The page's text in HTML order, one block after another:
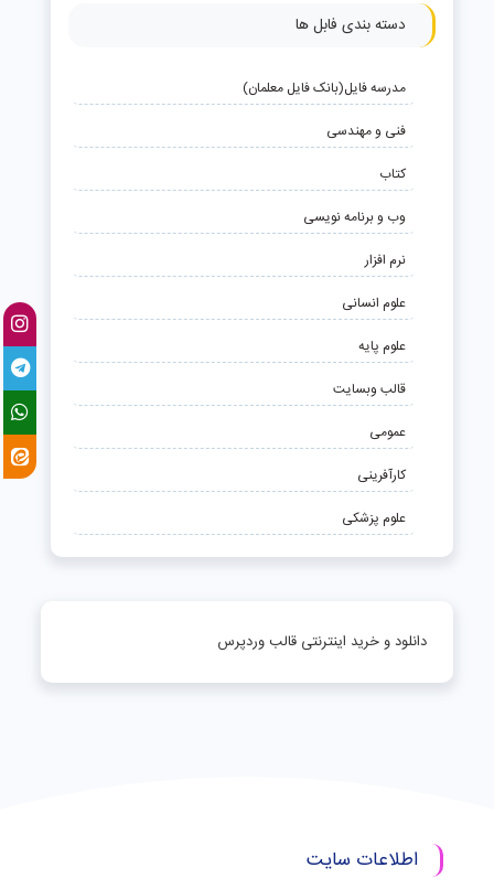
دسته بندی فابل ها
مدرسه فایل(بانک فایل معلمان)
فنی و مهندسی
کتاب
وب و برنامه نویسی
نرم افزار
علوم انسانی
علوم پایه
قالب وبسایت
عمومی
کارآفرینی
علوم پزشکی
دانلود و خرید اینترنتی قالب وردپرس
اطلاعات سایت